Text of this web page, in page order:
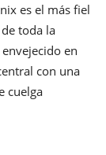
es el más fiel
toda la
en
con una
cuelga